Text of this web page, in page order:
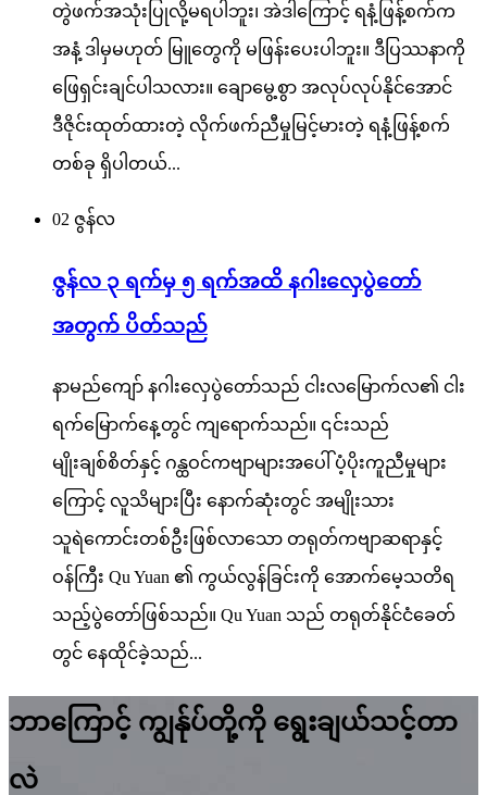
တွဲဖက်အသုံးပြုလို့မရပါဘူး၊ အဲဒါကြောင့် ရနံ့ဖြန့်စက်က
အနံ့ ဒါမှမဟုတ် မြူတွေကို မဖြန်းပေးပါဘူး။ ဒီပြဿနာကို
ဖြေရှင်းချင်ပါသလား။ ချောမွေ့စွာ အလုပ်လုပ်နိုင်အောင်
ဒီဇိုင်းထုတ်ထားတဲ့ လိုက်ဖက်ညီမှုမြင့်မားတဲ့ ရနံ့ဖြန့်စက်
တစ်ခု ရှိပါတယ်...
02 ဇွန်လ
ဇွန်လ ၃ ရက်မှ ၅ ရက်အထိ နဂါးလှေပွဲတော်
အတွက် ပိတ်သည်
နာမည်ကျော် နဂါးလှေပွဲတော်သည် ငါးလမြောက်လ၏ ငါး
ရက်မြောက်နေ့တွင် ကျရောက်သည်။ ၎င်းသည်
မျိုးချစ်စိတ်နှင့် ဂန္ထဝင်ကဗျာများအပေါ် ပံ့ပိုးကူညီမှုများ
ကြောင့် လူသိများပြီး နောက်ဆုံးတွင် အမျိုးသား
သူရဲကောင်းတစ်ဦးဖြစ်လာသော တရုတ်ကဗျာဆရာနှင့်
ဝန်ကြီး Qu Yuan ၏ ကွယ်လွန်ခြင်းကို အောက်မေ့သတိရ
သည့်ပွဲတော်ဖြစ်သည်။ Qu Yuan သည် တရုတ်နိုင်ငံခေတ်
တွင် နေထိုင်ခဲ့သည်...
ဘာကြောင့် ကျွန်ုပ်တို့ကို ရွေးချယ်သင့်တာ
လဲ